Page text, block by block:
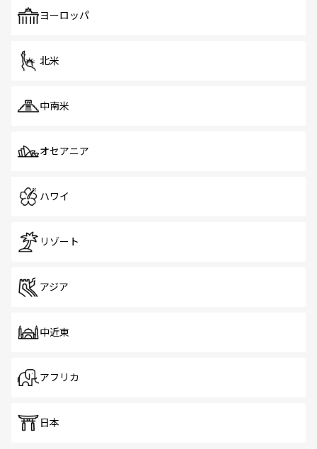
で、ホーカーズは地元の風情を楽しめる外せないスポット
ヨーロッパ
北米
中南米
オセアニア
ハワイ
リゾート
アジア
中近東
アフリカ
日本